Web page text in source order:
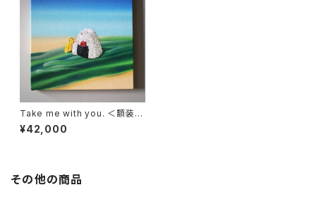
Take me with you. ＜額装込
＞
¥42,000
その他の商品